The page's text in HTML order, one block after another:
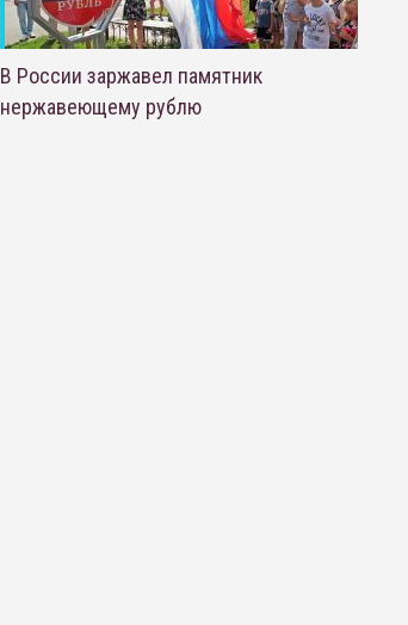
В России заржавел памятник
нержавеющему рублю